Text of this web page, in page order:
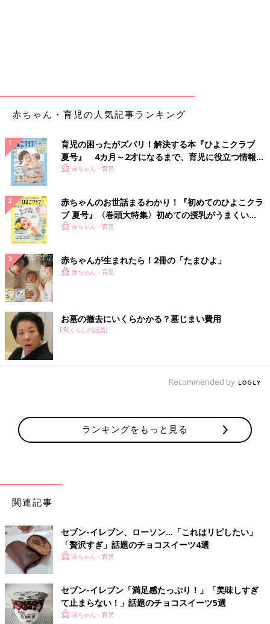
出典：Instagramアカウント「maimai.19651021」
う「うさまるマルチケース」をGETしたひぐさん。LINEスタンプ
そう！
赤ちゃん・育児の人気記事ランキング
育児の困ったがズバリ！解決する本『ひよこクラブ
夏号』 4カ月～2才になるまで、育児に役立つ情報が
いっぱい！
赤ちゃん・育児
赤ちゃんのお世話まるわかり！『初めてのひよこクラ
ブ 夏号』〈巻頭大特集〉初めての授乳がうまくい
く！ おっぱい・ミルクの基本と夏のトラブル 解決テ
赤ちゃん・育児
赤ちゃんが生まれたら！2冊の「たまひよ」
赤ちゃん・育児
お墓の撤去にいくらかかる？墓じまい費用
PR(くらしの話題)
Recommended by
ランキングをもっと見る
関連記事
セブン-イレブン、ローソン…「これはリピしたい」
「贅沢すぎ」話題のチョコスイーツ4選
赤ちゃん・育児
セブン-イレブン「満足感たっぷり！」「美味しすぎ
て止まらない！」話題のチョコスイーツ5選
赤ちゃん・育児